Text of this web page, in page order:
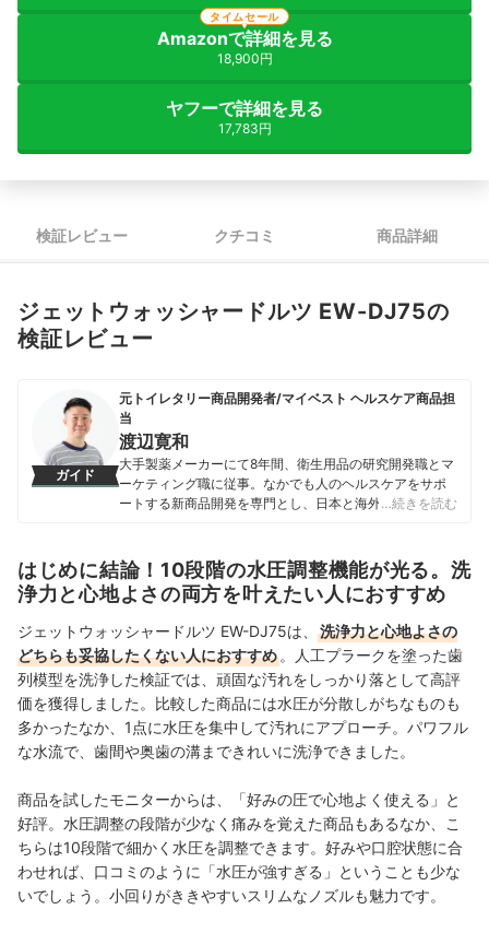
Amazonで詳細を見る
18,900円
タイムセール
ヤフーで詳細を見る
17,783円
検証レビュー クチコミ 商品詳細
ジェットウォッシャードルツ EW-DJ75の
検証レビュー
ガイド
元トイレタリー商品開発者/マイベスト ヘルスケア商品担
当
渡辺寛和
大手製薬メーカーにて8年間、衛生用品の研究開発職とマ
ーケティング職に従事。なかでも人のヘルスケアをサポ
ートする新商品開発を専門とし、日本と海外を合わせて
品全般の比較検証を担当。「ユーザーが知りたいことを
適切な検証に基づきわかりやすく提供する」をモットー
に、日々の業務に取り組んでいる。
渡辺寛和のプロフィール
…続きを読む
はじめに結論！10段階の水圧調整機能が光る。洗
浄力と心地よさの両方を叶えたい人におすすめ
ジェットウォッシャードルツ EW-DJ75は、
洗浄力と心地よさの
どちらも妥協したくない人におすすめ 。
人工プラークを塗った歯
列模型を洗浄した検証では、頑固な汚れをしっかり落として高評
価を獲得しました。比較した商品には水圧が分散しがちなものも
多かったなか、1点に水圧を集中して汚れにアプローチ。 パワフル
な水流で、歯間や奥歯の溝まできれいに洗浄できました。
商品を試したモニターからは、「好みの圧で心地よく使える」と
好評。水圧調整の段階が少なく痛みを覚えた商品もあるなか、こ
ちらは10段階で細かく水圧を調整できます。好みや口腔状態に合
わせれば、口コミのように「水圧が強すぎる」ということも少な
いでしょう。小回りがききやすいスリムなノズルも魅力です。